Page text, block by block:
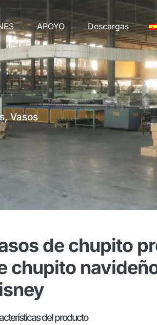
APOYO Descargas
Vasos
de chupito
chupito
del producto